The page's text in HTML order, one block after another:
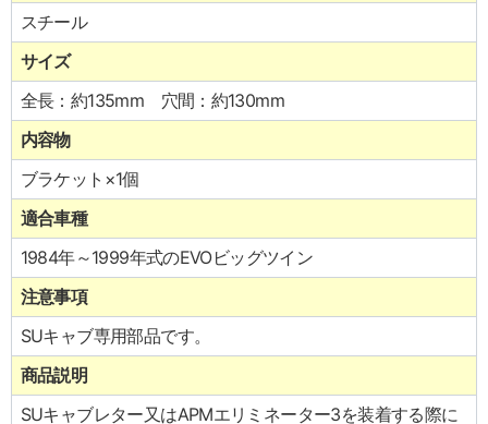
スチール
サイズ
全長：約135mm 穴間：約130mm
内容物
ブラケット×1個
適合車種
1984年～1999年式のEVOビッグツイン
注意事項
SUキャブ専用部品です。
商品説明
SUキャブレター又はAPMエリミネーター3を装着する際に